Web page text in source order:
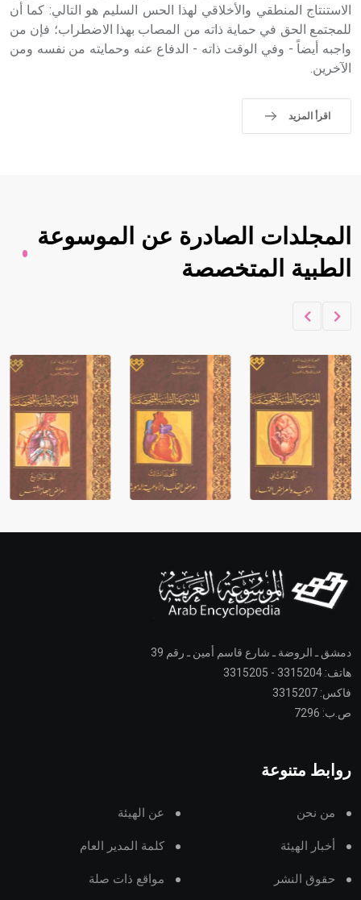
الاستنتاج المنطقي والأخلاقي لهذا الحس السليم هو التالي: كما أن
للمجتمع الحق في حماية ذاته من المصاب بهذا الاضطراب؛ فإن من
واجبه أيضاً - وفي الوقت ذاته - الدفاع عنه وحمايته من نفسه ومن
الآخرين.
اقرأ المزيد
المجلدات الصادرة عن الموسوعة
الطبية المتخصصة
دمشق ـ الروضة ـ شارع قاسم أمين ـ رقم 39
هاتف: 3315204 - 3315205
فاكس: 3315207
ص.ب: 7296
روابط متنوعة
من نحن عن الهيئة
أخبار الهيئة كلمة المدير العام
حقوق النشر مواقع ذات صلة